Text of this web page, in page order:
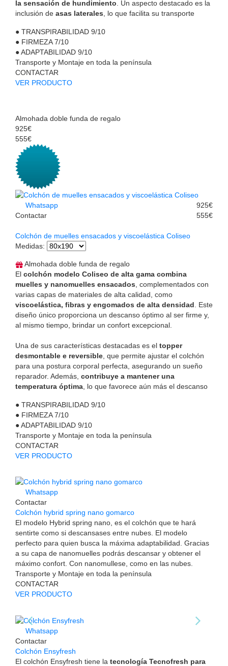
la sensación de hundimiento . Un aspecto destacado es la
inclusión de asas laterales , lo que facilita su transporte
● TRANSPIRABILIDAD 9/10
● FIRMEZA 7/10
●ADAPTABILIDAD 9/10
Transporte y Montaje en toda la península
CONTACTAR
VER PRODUCTO
Almohada doble funda de regalo
925€
555€
Whatsapp
Contactar
925€
555€
Colchón de muelles ensacados y viscoelástica Coliseo
Medidas:
Almohada doble funda de regalo
El colchón modelo Coliseo de alta gama combina
muelles y nanomuelles ensacados , complementados con
varias capas de materiales de alta calidad, como
viscoelástica, fibras y engomados de alta densidad . Este
diseño único proporciona un descanso óptimo al ser firme y,
al mismo tiempo, brindar un confort excepcional.
Una de sus características destacadas es el topper
desmontable e reversible , que permite ajustar el colchón
para una postura corporal perfecta, asegurando un sueño
reparador. Además, contribuye a mantener una
temperatura óptima , lo que favorece aún más el descanso
● TRANSPIRABILIDAD 9/10
● FIRMEZA 7/10
●ADAPTABILIDAD 9/10
Transporte y Montaje en toda la península
CONTACTAR
VER PRODUCTO
Whatsapp
Contactar
Colchón hybrid spring nano gomarco
El modelo Hybrid spring nano, es el colchón que te hará
sentirte como si descansases entre nubes. El modelo
perfecto para quien busca la máxima adaptabilidad. Gracias
a su capa de nanomuelles podrás descansar y obtener el
máximo confort. Con nanomullese, como en las nubes.
Transporte y Montaje en toda la península
CONTACTAR
VER PRODUCTO
Whatsapp
Contactar
Colchón Ensyfresh
El colchón Ensyfresh tiene la tecnología Tecnofresh para